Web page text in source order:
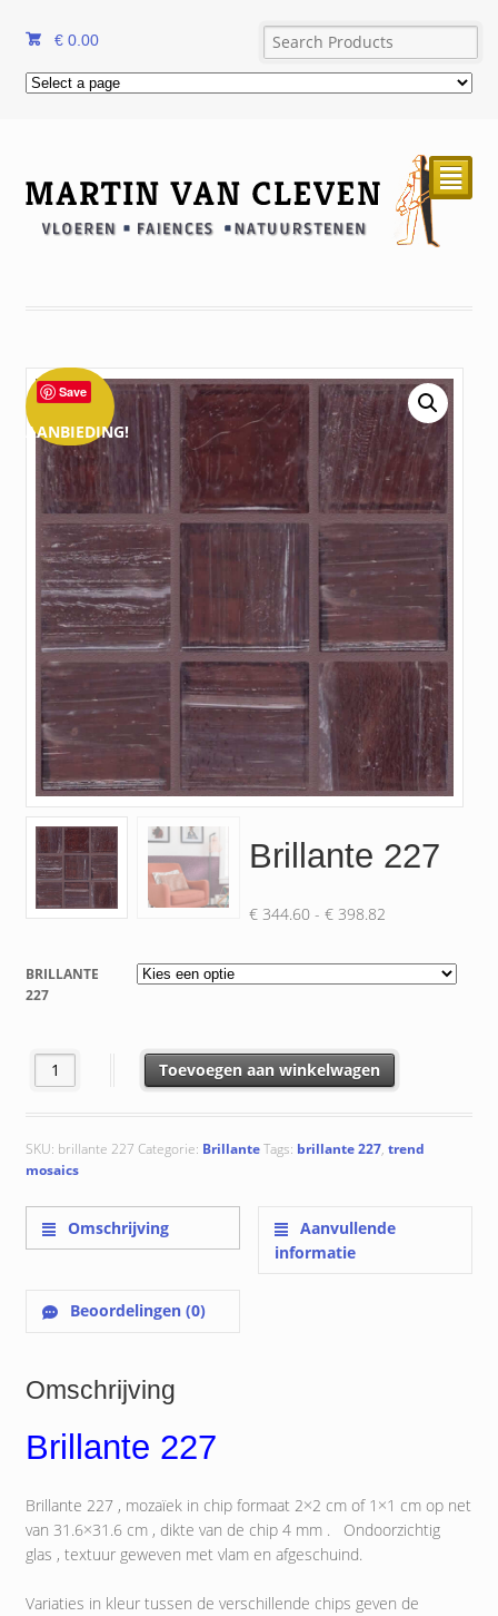
€ 0.00
²
AANBIEDING!
Save
Brillante 227
€344.60 - €398.82Prijsklasse:
tot
€ 398.82
BRILLANTE
227
Brillante 227 aantal Toevoegen aan winkelwagen
SKU: brillante 227 Categorie: BrillanteTags: brillante 227, trend
mosaics
Omschrijving
Aanvullende
informatie
Beoordelingen (0)
Omschrijving
Brillante 227
Brillante 227 , mozaïek in chip formaat 2×2 cm of 1×1 cm op net
van 31.6×31.6 cm , dikte van de chip 4 mm . Ondoorzichtig
glas , textuur geweven met vlam en afgeschuind.
Variaties in kleur tussen de verschillende chips geven de